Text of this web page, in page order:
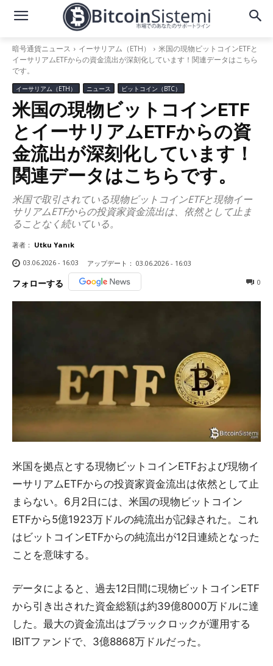
暗号通貨ニュース イーサリアム（ETH）
米国の現物ビットコインETFと
イーサリアムETFからの資金流出が深刻化しています！関連データはこちら
です。
イーサリアム（ETH） ニュース ビットコイン（BTC）
米国の現物ビットコインETF
とイーサリアムETFからの資
金流出が深刻化しています！
関連データはこちらです。
米国で取引されている現物ビットコインETFと現物イー
サリアムETFからの投資家資金流出は、依然として止ま
ることなく続いている。
著者： Utku Yanık
03.06.2026 - 16:03
アップデート： 03.06.2026 - 16:03
フォローする 0
米国を拠点とする現物ビットコインETFおよび現物イ
ーサリアムETFからの投資家資金流出は依然として止
まらない。6月2日には、米国の現物ビットコイン
ETFから5億1923万ドルの純流出が記録された。これ
はビットコインETFからの純流出が12日連続となった
ことを意味する。
データによると、過去12日間に現物ビットコインETF
から引き出された資金総額は約39億8000万ドルに達
した。最大の資金流出はブラックロックが運用する
IBITファンドで、3億8868万ドルだった。